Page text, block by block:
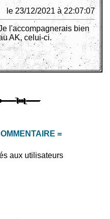
le 23/12/2021 à 22:07:07
l'accompagnerais bien
AK, celui-ci.
=
aux utilisateurs